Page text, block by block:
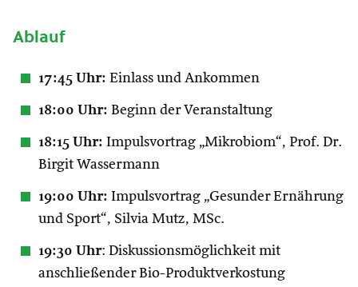
Ablauf
17:45 Uhr: Einlass und Ankommen
18:00 Uhr: Beginn der Veranstaltung
18:15 Uhr: Impulsvortrag „Mikrobiom“, Prof. Dr.
Birgit Wassermann
19:00 Uhr: Impulsvortrag „Gesunder Ernährung
und Sport“, Silvia Mutz, MSc.
19:30 Uhr: Diskussionsmöglichkeit mit
anschließender Bio-Produktverkostung